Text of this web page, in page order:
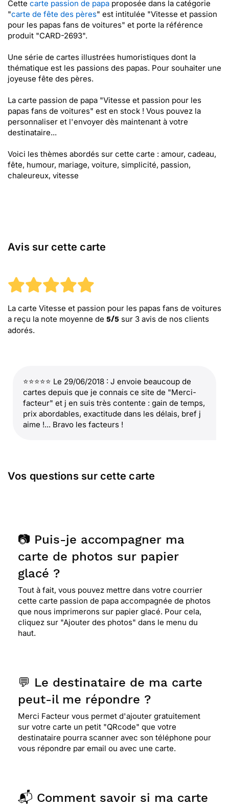
Cette carte passion de papa proposée dans la catégorie
"carte de fête des pères" est intitulée "Vitesse et passion
pour les papas fans de voitures" et porte la référence
produit "CARD-2693".
Une série de cartes illustrées humoristiques dont la
thématique est les passions des papas. Pour souhaiter une
joyeuse fête des pères.
La carte passion de papa "Vitesse et passion pour les
papas fans de voitures" est en stock ! Vous pouvez la
personnaliser et l'envoyer dès maintenant à votre
destinataire...
Voici les thèmes abordés sur cette carte : amour, cadeau,
fête, humour, mariage, voiture, simplicité, passion,
chaleureux, vitesse
Avis sur cette carte
La carte Vitesse et passion pour les papas fans de voitures
a reçu la note moyenne de 5/5 sur 3 avis de nos clients
adorés.
⭐⭐⭐⭐⭐ Le 29/06/2018 : J envoie beaucoup de
cartes depuis que je connais ce site de "Merci-
facteur" et j en suis très contente : gain de temps,
prix abordables, exactitude dans les délais, bref j
aime !... Bravo les facteurs !
Vos questions sur cette carte
📷 Puis-je accompagner ma
carte de photos sur papier
glacé ?
Tout à fait, vous pouvez mettre dans votre courrier
cette carte passion de papa accompagnée de photos
que nous imprimerons sur papier glacé. Pour cela,
cliquez sur "Ajouter des photos" dans le menu du
haut.
💬 Le destinataire de ma carte
peut-il me répondre ?
Merci Facteur vous permet d'ajouter gratuitement
sur votre carte un petit "QRcode" que votre
destinataire pourra scanner avec son téléphone pour
vous répondre par email ou avec une carte.
📬 Comment savoir si ma carte